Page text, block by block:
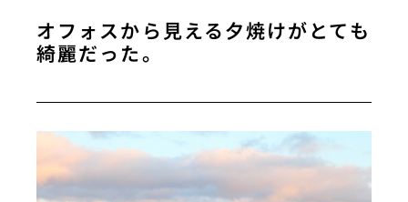
オフォスから見える夕焼けがとても
綺麗だった。